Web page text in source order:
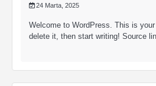
24 Marta, 2025
Welcome to WordPress. This is
delete it, then start writing! Source